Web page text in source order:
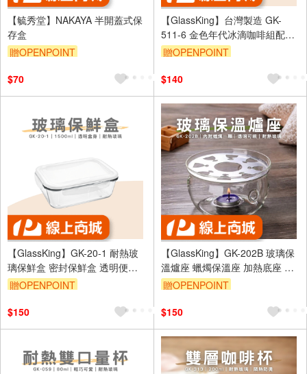
【毓秀堂】NAKAYA 半開蓋式保
存盒
贈OPENPOINT
$70
【GlassKing】台灣製造 GK-
511-6 金色年代冰滴咖啡組配件
玻璃粉容器
贈OPENPOINT
$140
【GlassKing】GK-20-1 耐熱玻
璃保鮮盒 密封保鮮盒 透明便當
盒 玻璃便當盒 健康餐盒
贈OPENPOINT
$150
【GlassKing】GK-202B 玻璃保
溫爐座 蠟燭保溫座 加熱底座 附
蠟燭一個
贈OPENPOINT
$150